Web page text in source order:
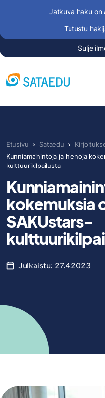
Jatkuva haku on
Tutustu
Sulje
Etusivu Sataedu
Kunniamainintoja ja hienoja
kulttuurikilpailusta
kokemuksia
SAKUstars-
Julkaistu: 27.4.2023